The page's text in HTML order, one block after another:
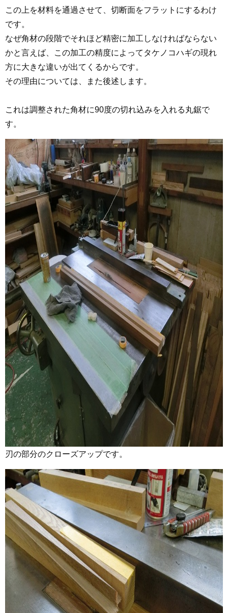
この上を材料を通過させて、切断面をフラットにするわけ
です。
なぜ角材の段階でそれほど精密に加工しなければならない
かと言えば、この加工の精度によってタケノコハギの現れ
方に大きな違いが出てくるからです。
その理由については、また後述します。
これは調整された角材に90度の切れ込みを入れる丸鋸で
す。
刃の部分のクローズアップです。